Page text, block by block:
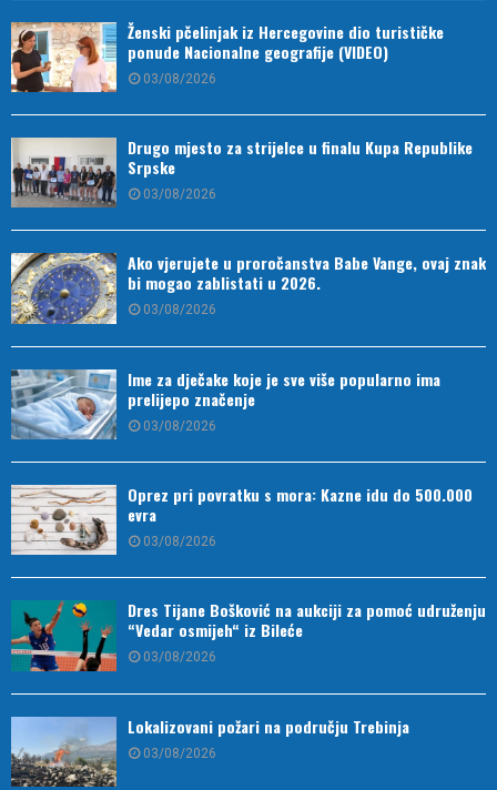
Ženski pčelinjak iz Hercegovine dio turističke
ponude Nacionalne geografije (VIDEO)
03/08/2026
Drugo mjesto za strijelce u finalu Kupa Republike
Srpske
03/08/2026
Ako vjerujete u proročanstva Babe Vange, ovaj znak
bi mogao zablistati u 2026.
03/08/2026
Ime za dječake koje je sve više popularno ima
prelijepo značenje
03/08/2026
Oprez pri povratku s mora: Kazne idu do 500.000
evra
03/08/2026
Dres Tijane Bošković na aukciji za pomoć udruženju
“Vedar osmijeh“ iz Bileće
03/08/2026
Lokalizovani požari na području Trebinja
03/08/2026